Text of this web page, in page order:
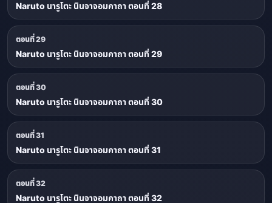
Naruto นารูโตะ นินจาจอมคาถา ตอนที่ 28
ตอนที่ 29
Naruto นารูโตะ นินจาจอมคาถา ตอนที่ 29
ตอนที่ 30
Naruto นารูโตะ นินจาจอมคาถา ตอนที่ 30
ตอนที่ 31
Naruto นารูโตะ นินจาจอมคาถา ตอนที่ 31
ตอนที่ 32
Naruto นารูโตะ นินจาจอมคาถา ตอนที่ 32